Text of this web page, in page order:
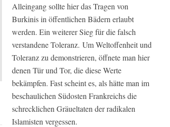
Alleingang sollte hier das Tragen von
Burkinis in öffentlichen Bädern erlaubt
werden. Ein weiterer Sieg für die falsch
verstandene Toleranz. Um Weltoffenheit und
Toleranz zu demonstrieren, öffnete man hier
denen Tür und Tor, die diese Werte
bekämpfen. Fast scheint es, als hätte man im
beschaulichen Südosten Frankreichs die
schrecklichen Gräueltaten der radikalen
Islamisten vergessen.